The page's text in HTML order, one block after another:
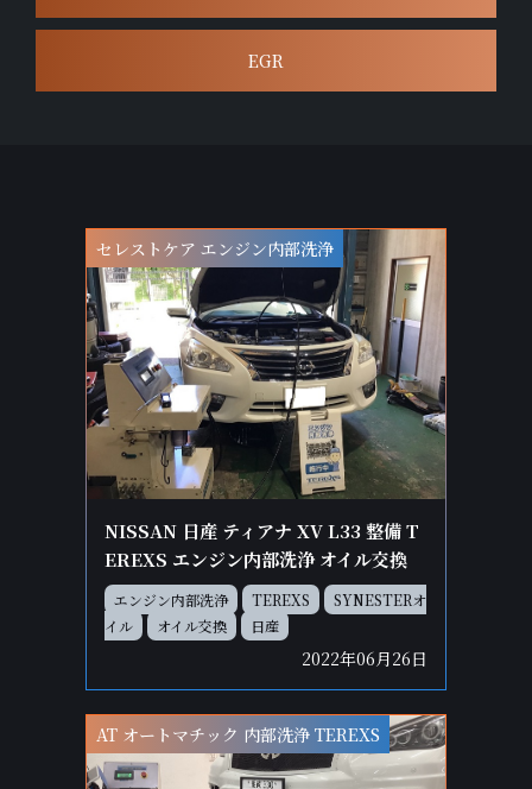
EGR
セレストケア エンジン内部洗浄
NISSAN 日産 ティアナ XV L33 整備 T
EREXS エンジン内部洗浄 オイル交換
エンジン内部洗浄 TEREXS
SYNESTERオ
イル
オイル交換 日産
2022年06月26日
AT オートマチック 内部洗浄 TEREXS